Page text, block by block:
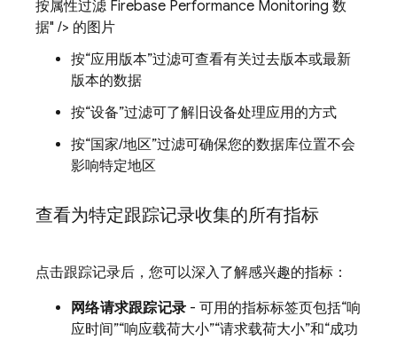
按属性过滤 Firebase Performance Monitoring 数
据" /> 的图片
按“应用版本”过滤可查看有关过去版本或最新
版本的数据
按“设备”过滤可了解旧设备处理应用的方式
按“国家/地区”过滤可确保您的数据库位置不会
影响特定地区
查看为特定跟踪记录收集的所有指标
点击跟踪记录后，您可以深入了解感兴趣的指标：
网络请求跟踪记录 - 可用的指标标签页包括“响
应时间”“响应载荷大小”“请求载荷大小”和“成功